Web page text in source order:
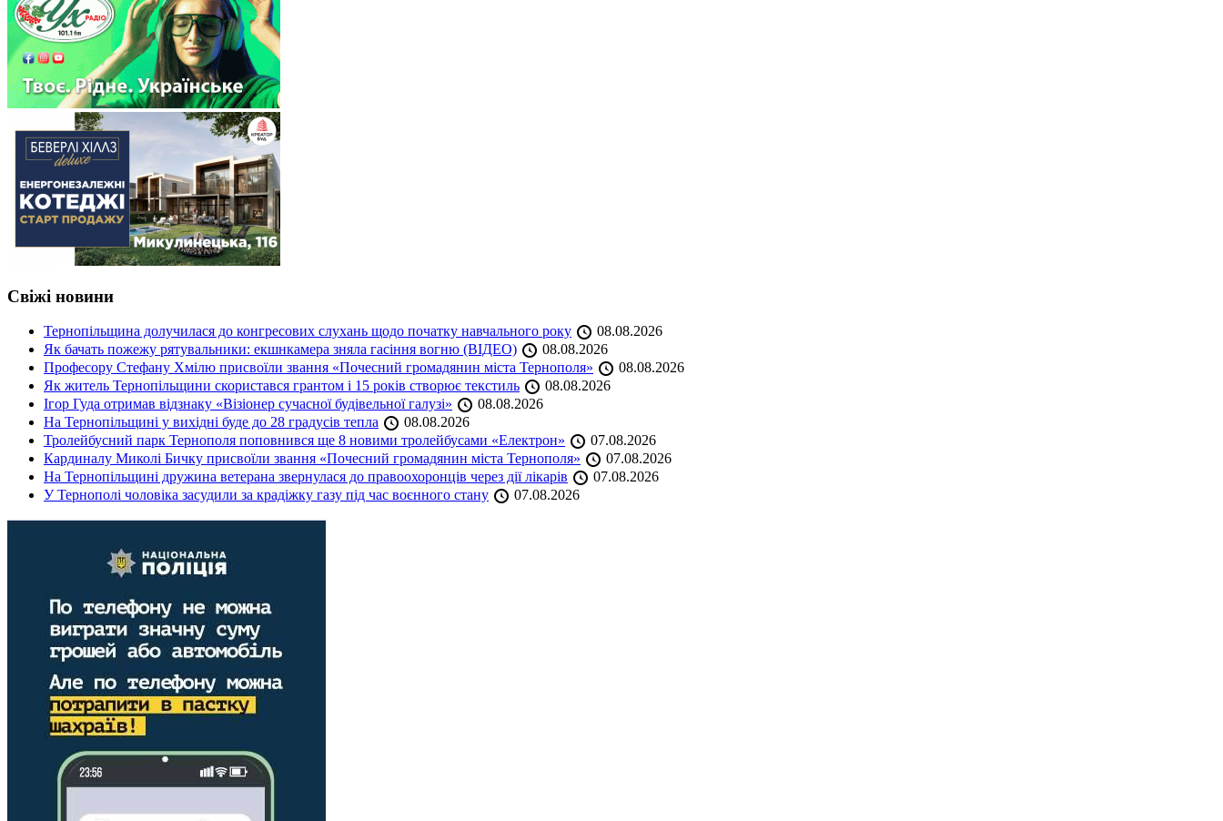
Свіжі новини
Тернопільщина долучилася до конгресових слухань щодо початку навчального року
08.08.2026
Як бачать пожежу рятувальники: екшнкамера зняла гасіння вогню (ВІДЕО)
08.08.2026
Професору Стефану Хмілю присвоїли звання «Почесний громадянин міста Тернополя»
08.08.2026
Як житель Тернопільщини скористався грантом і 15 років створює текстиль
08.08.2026
Ігор Гуда отримав відзнаку «Візіонер сучасної будівельної галузі»
08.08.2026
На Тернопільщині у вихідні буде до 28 градусів тепла
08.08.2026
Тролейбусний парк Тернополя поповнився ще 8 новими тролейбусами «Електрон»
07.08.2026
Кардиналу Миколі Бичку присвоїли звання «Почесний громадянин міста Тернополя»
07.08.2026
На Тернопільщині дружина ветерана звернулася до правоохоронців через дії лікарів
07.08.2026
У Тернополі чоловіка засудили за крадіжку газу під час воєнного стану
07.08.2026